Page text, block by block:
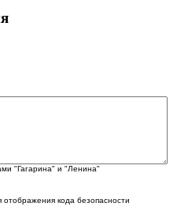
"Гагарина" и "Ленина"